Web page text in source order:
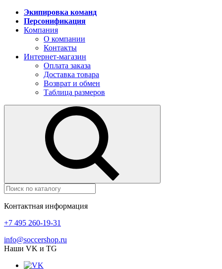
Экипировка команд
Персонификация
Компания
О компании
Контакты
Интернет-магазин
Оплата заказа
Доставка товара
Возврат и обмен
Таблица размеров
Контактная информация
+7 495 260-19-31
info@soccershop.ru
Наши VK и TG